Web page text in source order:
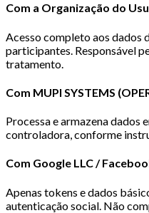
Com a Organização do
Acesso completo aos dados
participantes. Responsável
tratamento.
Com MUPI SYSTEMS
Processa e armazena dados
controladora, conforme
Com Google LLC /
Apenas tokens e dados
autenticação social. Não